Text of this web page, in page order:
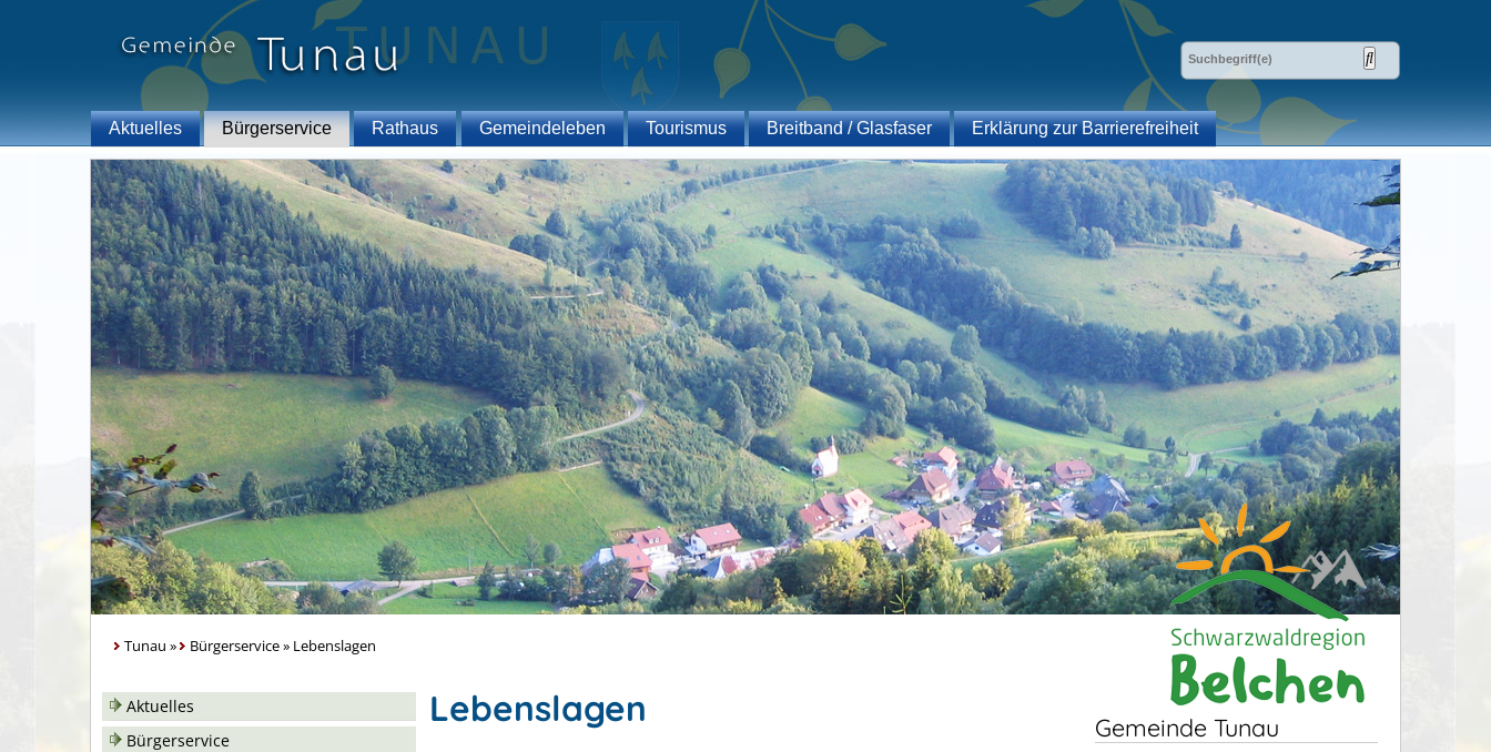
Aktuelles Bürgerservice Rathaus Gemeindeleben Tourismus Breitband / Glasfaser Erklärung zur Barrierefreiheit
Tunau » Bürgerservice» Lebenslagen
Aktuelles
Bürgerservice
Lebenslagen Gemeinde Tunau